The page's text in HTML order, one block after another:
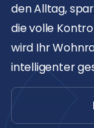
den Alltag,
die volle
wird Ihr
intelligenter